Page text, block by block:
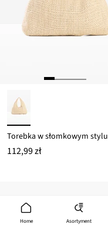
Home Asortyment
Torebka w słomkowym stylu
112,99 zł